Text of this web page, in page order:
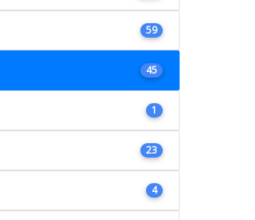
59
45
1
23
4